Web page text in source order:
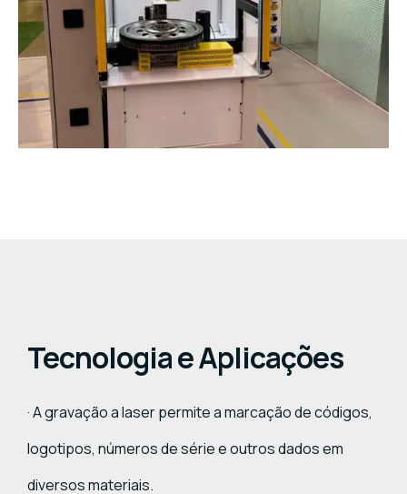
Tecnologia e Aplicações
· A gravação a laser permite a marcação de códigos,
logotipos, números de série e outros dados em
diversos materiais.